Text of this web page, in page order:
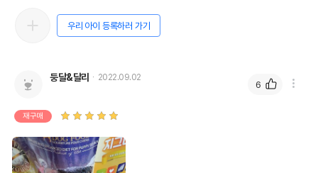
우리 아이 등록하러 가기
둥달&달리 2022.09.02
재구매
6